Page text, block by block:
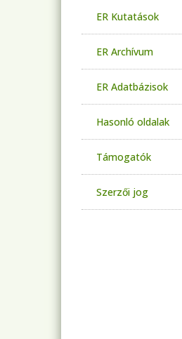
ER Kutatások
ER Archívum
ER Adatbázisok
Hasonló oldalak
Támogatók
Szerzői jog